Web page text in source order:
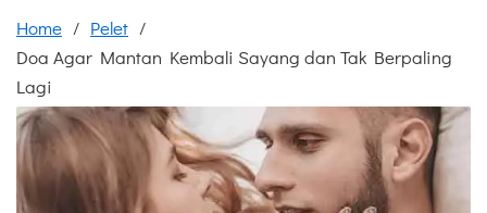
Home
Pelet
Doa Agar Mantan Kembali Sayang dan Tak Berpaling
Lagi